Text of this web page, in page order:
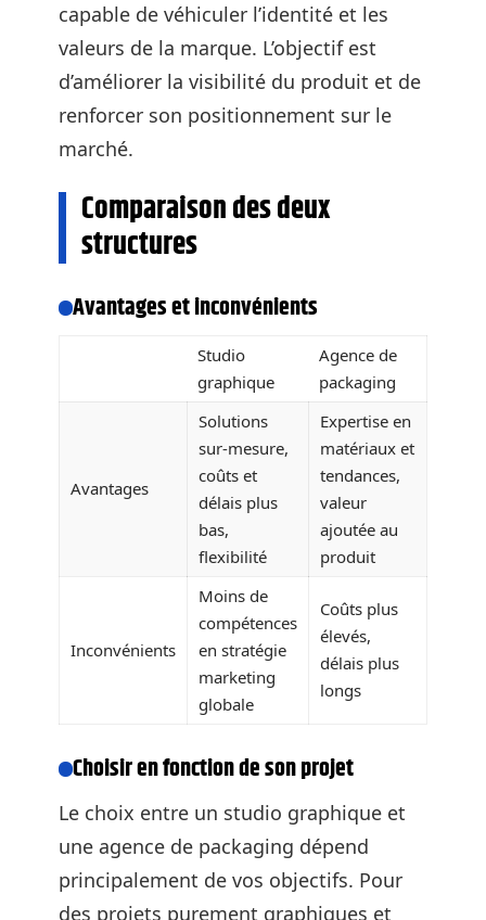
capable de véhiculer l’identité et les
valeurs de la marque. L’objectif est
d’améliorer la visibilité du produit et de
renforcer son positionnement sur le
marché.
Comparaison des deux
structures
Avantages et inconvénients
Studio
graphique
Agence de
packaging
Avantages
Solutions
sur-mesure,
coûts et
délais plus
bas,
flexibilité
Expertise en
matériaux et
tendances,
valeur
ajoutée au
produit
Inconvénients
Moins de
compétences
en stratégie
marketing
globale
Coûts plus
élevés,
délais plus
longs
Choisir en fonction de son projet
Le choix entre un studio graphique et
une agence de packaging dépend
principalement de vos objectifs. Pour
des projets purement graphiques et